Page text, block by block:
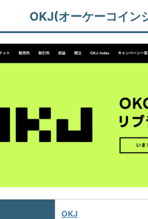
OKJ(オーケーコイン
OKJ